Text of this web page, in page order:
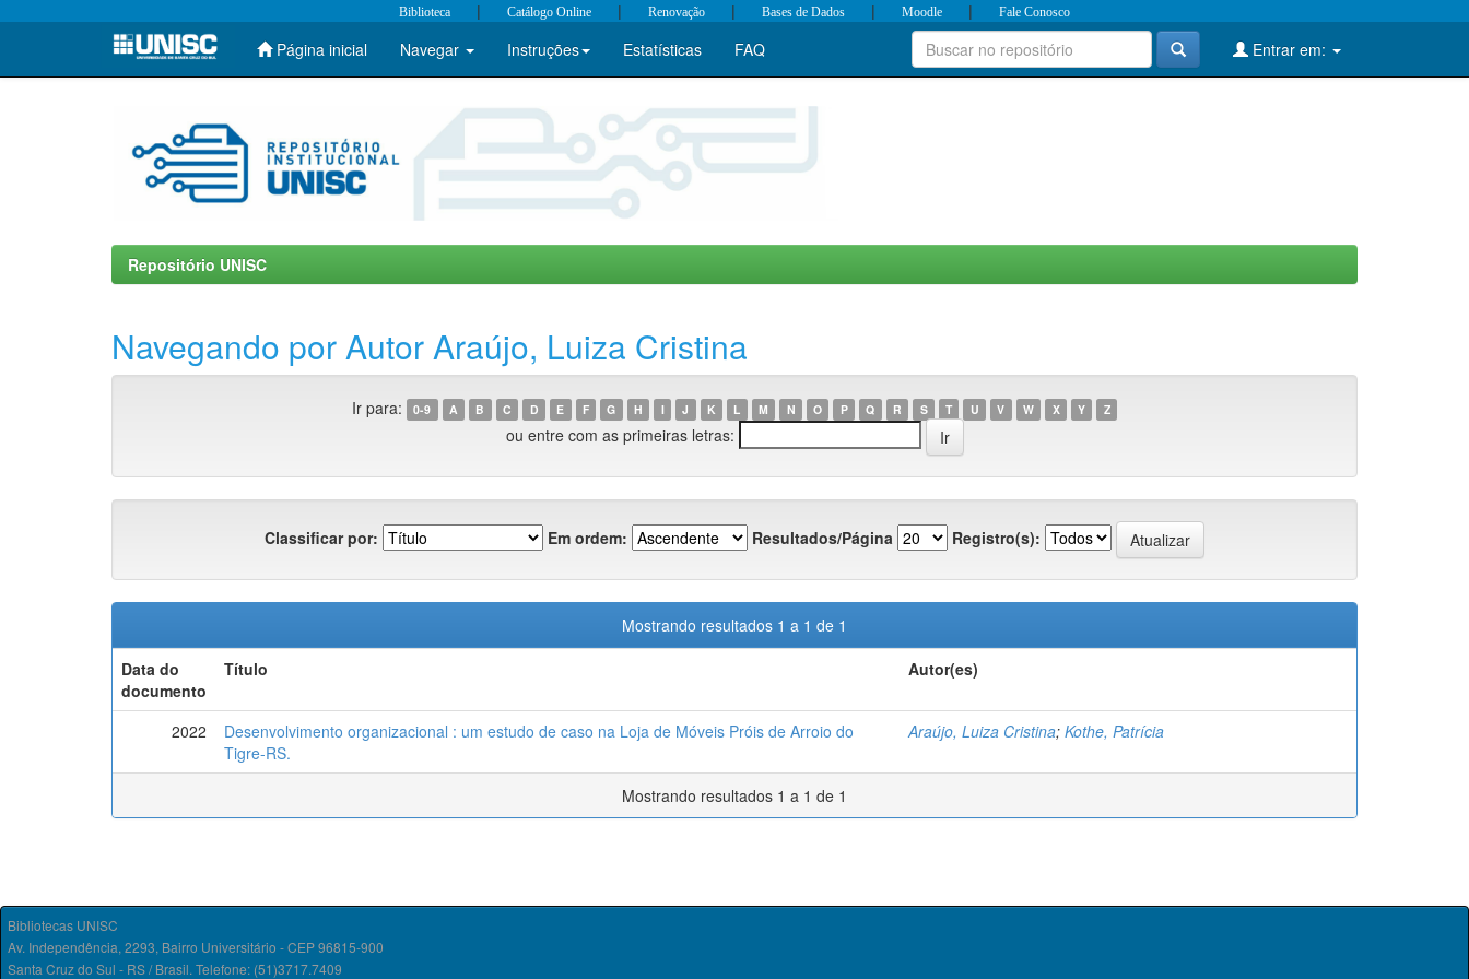
Skip
Biblioteca | Catálogo Online | Renovação | Bases de Dados | Moodle | Fale Conosco
Página inicial Navegar Instruções Estatísticas FAQ Entrar em:
Repositório UNISC
Navegando por Autor Araújo, Luiza Cristina
Ir para: 0-9 A B C D E F G H I J K L M N O P Q R S T U V W X Y Z
ou entre com as primeiras letras:
Classificar por: Em ordem: Resultados/Página Registro(s):
Mostrando resultados 1 a 1 de 1
Data do
documento
Título Autor(es)
2022
Desenvolvimento organizacional : um estudo de caso na Loja de Móveis Próis de Arroio do
Tigre-RS.
Araújo, Luiza Cristina; Kothe, Patrícia
Mostrando resultados 1 a 1 de 1
Bibliotecas UNISC
Av. Independência, 2293, Bairro Universitário - CEP 96815-900
Santa Cruz do Sul - RS / Brasil. Telefone: (51)3717.7409